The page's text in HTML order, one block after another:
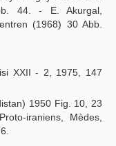
44. - E. Akurgal,
(1968) 30 Abb.
XXII - 2, 1975, 147
1950 Fig. 10, 23
iraniens, Mèdes,